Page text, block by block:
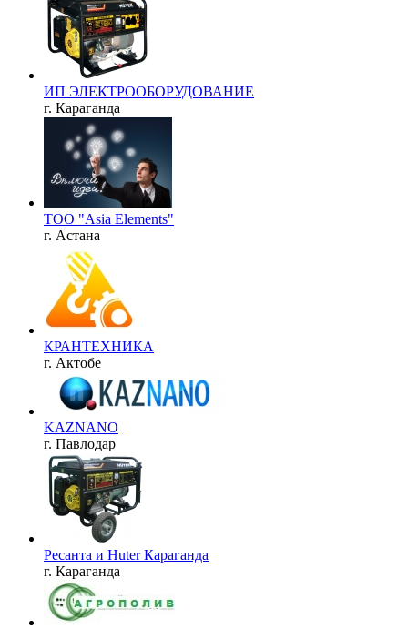
ИП ЭЛЕКТРООБОРУДОВАНИЕ
г. Караганда
ТОО "Asia Elements"
г. Астана
КРАНТЕХНИКА
г. Актобе
KAZNANO
г. Павлодар
Ресанта и Huter Караганда
г. Караганда